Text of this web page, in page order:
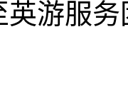
英游服